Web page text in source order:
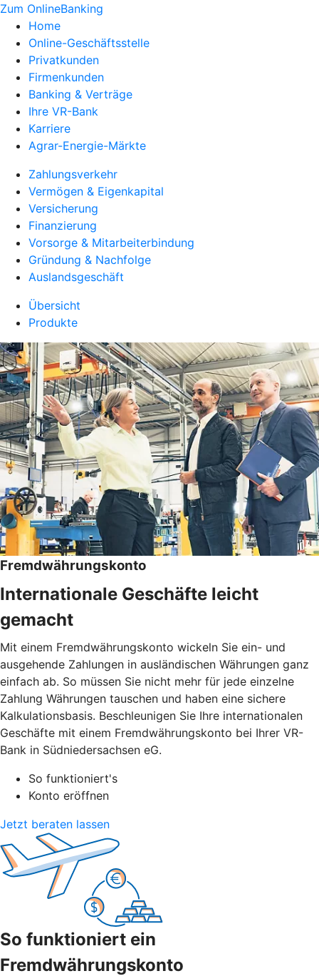
Zum OnlineBanking
Home
Online-Geschäftsstelle
Privatkunden
Firmenkunden
Banking & Verträge
Ihre VR-Bank
Karriere
Agrar-Energie-Märkte
Zahlungsverkehr
Vermögen & Eigenkapital
Versicherung
Finanzierung
Vorsorge & Mitarbeiterbindung
Gründung & Nachfolge
Auslandsgeschäft
Übersicht
Produkte
Fremdwährungskonto
Internationale Geschäfte leicht
gemacht
Mit einem Fremdwährungskonto wickeln Sie ein- und
ausgehende Zahlungen in ausländischen Währungen ganz
einfach ab. So müssen Sie nicht mehr für jede einzelne
Zahlung Währungen tauschen und haben eine sichere
Kalkulationsbasis. Beschleunigen Sie Ihre internationalen
Geschäfte mit einem Fremdwährungskonto bei Ihrer VR-
Bank in Südniedersachsen eG.
So funktioniert's
Konto eröffnen
Jetzt beraten lassen
So funktioniert ein
Fremdwährungskonto